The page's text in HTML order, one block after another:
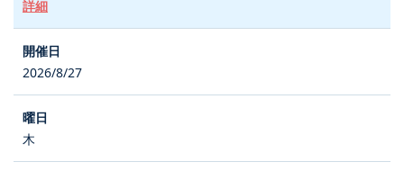
詳細
2026/8/27
木